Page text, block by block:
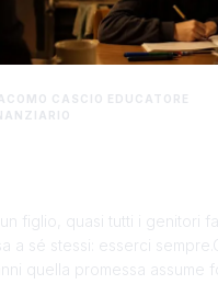
CASCIO EDUCATORE
figlio, quasi tutti i genitori
a sé stessi: esserci
quella promessa assume